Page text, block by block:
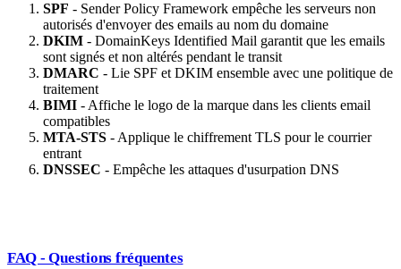
SPF - Sender Policy Framework empêche les serveurs non
autorisés d'envoyer des emails au nom du domaine
DKIM - DomainKeys Identified Mail garantit que les emails
sont signés et non altérés pendant le transit
DMARC - Lie SPF et DKIM ensemble avec une politique de
traitement
BIMI - Affiche le logo de la marque dans les clients email
compatibles
MTA-STS - Applique le chiffrement TLS pour le courrier
entrant
DNSSEC - Empêche les attaques d'usurpation DNS
FAQ - Questions fréquentes